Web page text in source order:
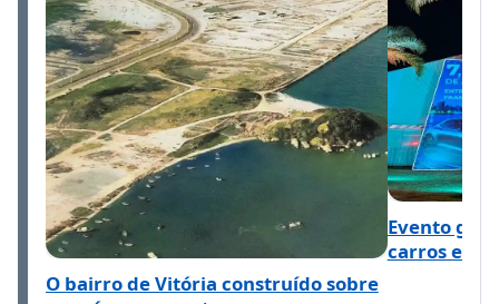
O bairro de Vitória construído sobre
Evento
carros